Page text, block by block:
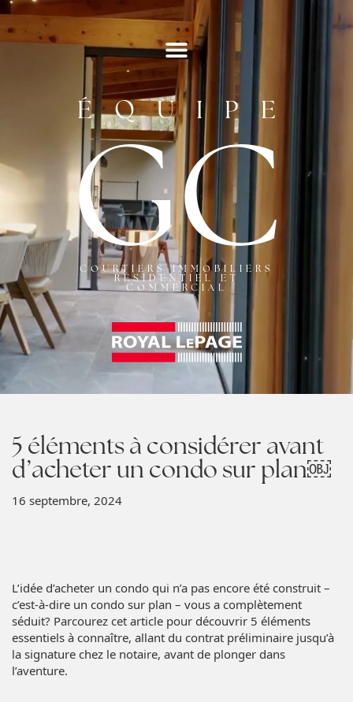
ÉQUIPE
GC
COURTIERS IMMOBILIERS
RÉSIDENTIEL ET
COMMERCIAL
5 éléments à considérer avant
d’acheter un condo sur plan￼
16 septembre, 2024
L’idée d’acheter un condo qui n’a pas encore été construit –
c’est-à-dire un condo sur plan – vous a complètement
séduit? Parcourez cet article pour découvrir 5 éléments
essentiels à connaître, allant du contrat préliminaire jusqu’à
la signature chez le notaire, avant de plonger dans
l’aventure.